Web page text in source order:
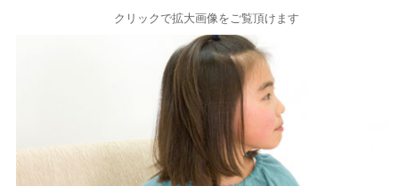
クリックで拡大画像をご覧頂けます